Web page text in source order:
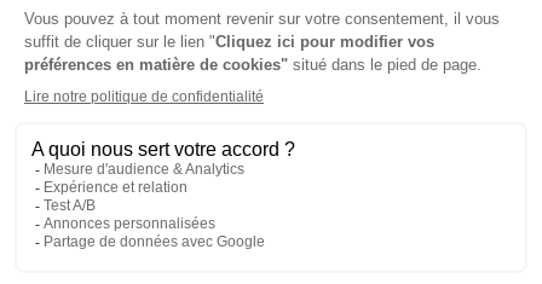
22€95 Tarif Kiosque :31€ 80
Renouvellement à date d’anniversaire
Présentation du magazine Infos Monnaie